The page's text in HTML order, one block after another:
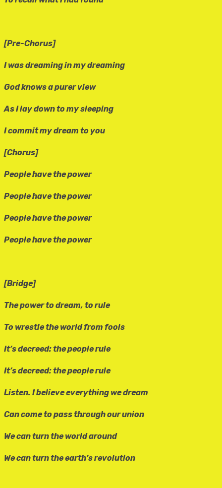
[Pre-Chorus]
I was dreaming in my dreaming
God knows a purer view
As I lay down to my sleeping
I commit my dream to you
[Chorus]
People have the power
People have the power
People have the power
People have the power
[Bridge]
The power to dream, to rule
To wrestle the world from fools
It’s decreed: the people rule
It’s decreed: the people rule
Listen. I believe everything we dream
Can come to pass through our union
We can turn the world around
We can turn the earth’s revolution